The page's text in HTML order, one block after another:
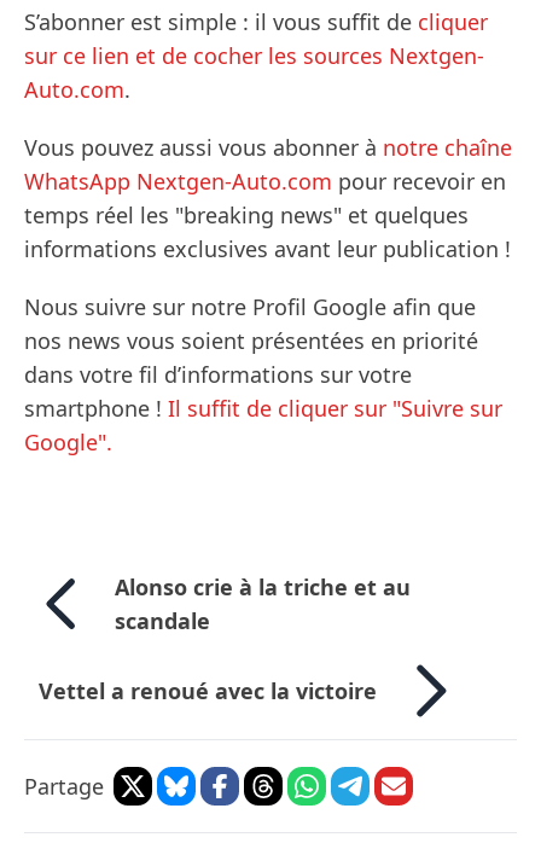
S’abonner est simple : il vous suffit de cliquer
sur ce lien et de cocher les sources Nextgen-
Auto.com.
Vous pouvez aussi vous abonner à notre chaîne
WhatsApp Nextgen-Auto.com pour recevoir en
temps réel les "breaking news" et quelques
informations exclusives avant leur publication !
Nous suivre sur notre Profil Google afin que
nos news vous soient présentées en priorité
dans votre fil d’informations sur votre
smartphone ! Il suffit de cliquer sur "Suivre sur
Google".
Alonso crie à la triche et au
scandale
Vettel a renoué avec la victoire
Partage